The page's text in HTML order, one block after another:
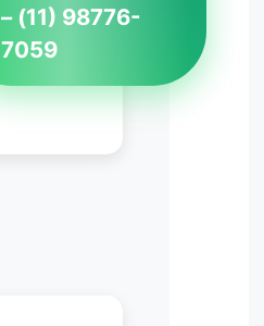
– (11) 98776-
7059